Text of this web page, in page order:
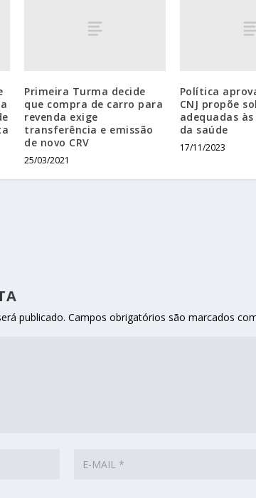
Primeira Turma decide
que compra de carro para
revenda exige
transferência e emissão
de novo CRV
25/03/2021
Política
CNJ propõe
adequadas
da saúde
17/11/2023
publicado. Campos obrigatórios são marcados